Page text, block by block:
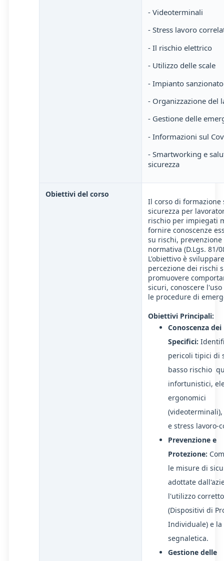
- Videoterminali
- Stress lavoro
- Il rischio elettrico
- Utilizzo delle scale
- Impianto
- Organizzazione del
- Gestione delle
- Informazioni sul
- Smartworking e
sicurezza
Obiettivi del corso
Il corso di formazione
sicurezza per
rischio per impiegati
fornire conoscenze
su rischi, prevenzione
normativa (D.Lgs. 81/
L'obiettivo è
percezione dei rischi
promuovere
sicuri, conoscere l'uso
le procedure di
Obiettivi Principali:
Conoscenza dei
Specifici:
pericoli tipici di
basso rischio
infortunistici,
ergonomici
e stress lavoro-
Prevenzione e
Protezione:
le misure di
adottate
l'utilizzo
(Dispositivi di
Individuale) e la
segnaletica.
Gestione delle